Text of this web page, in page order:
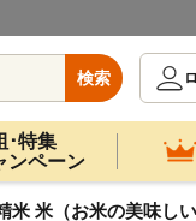
検索
･特集
ンペーン
米（お米の美味し